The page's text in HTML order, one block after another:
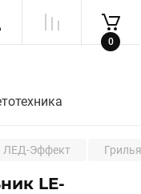
0
ЛЕД-Эффект
LE-